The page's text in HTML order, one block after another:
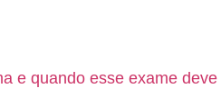
e quando esse exame deve